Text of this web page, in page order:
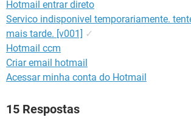
Hotmail entrar direto
Servico indisponivel temporariamente.
mais tarde. [v001] ✓
Hotmail ccm
Criar email hotmail
Acessar minha conta do Hotmail
15 Respostas